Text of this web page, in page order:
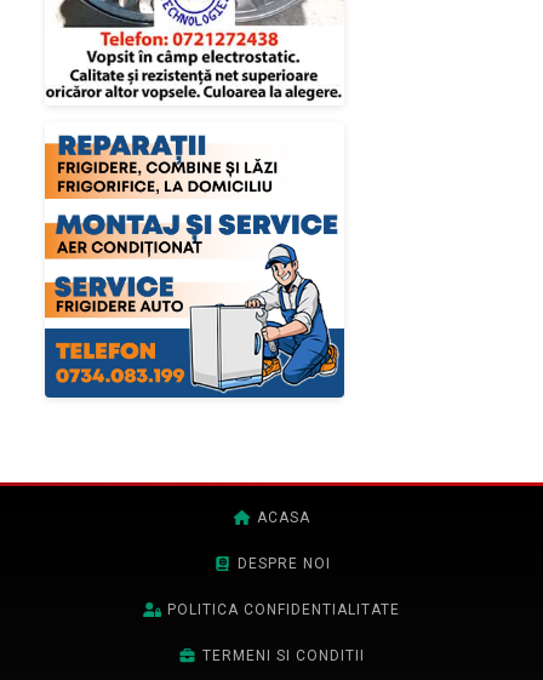
ACASA
DESPRE NOI
POLITICA CONFIDENTIALITATE
TERMENI SI CONDITII